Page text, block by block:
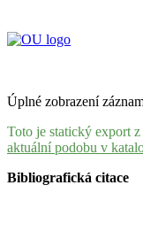
Úplné zobrazení
Toto je statický export
aktuální podobu v
Bibliografická citace